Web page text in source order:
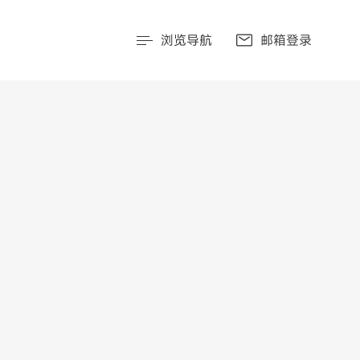
浏览导航 邮箱登录